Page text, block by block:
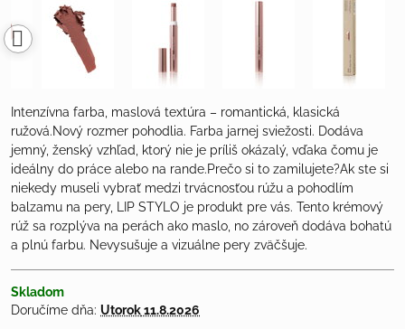
Intenzívna farba, maslová textúra – romantická, klasická
ružová.Nový rozmer pohodlia. Farba jarnej sviežosti. Dodáva
jemný, ženský vzhľad, ktorý nie je príliš okázalý, vďaka čomu je
ideálny do práce alebo na rande.Prečo si to zamilujete?Ak ste si
niekedy museli vybrať medzi trvácnosťou rúžu a pohodlím
balzamu na pery, LIP STYLO je produkt pre vás. Tento krémový
rúž sa rozplýva na perách ako maslo, no zároveň dodáva bohatú
a plnú farbu. Nevysušuje a vizuálne pery zväčšuje.
Skladom
Doručíme dňa: Utorok11.8.2026